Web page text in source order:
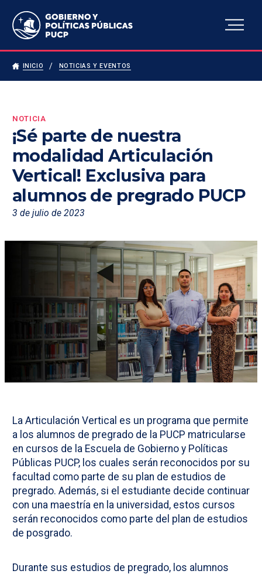
Escuela de Gobierno y
Políticas Públicas
INICIO NOTICIAS Y EVENTOS
NOTICIA
¡Sé parte de nuestra
modalidad Articulación
Vertical! Exclusiva para
alumnos de pregrado PUCP
3 de julio de 2023
La Articulación Vertical es un programa que permite
a los alumnos de pregrado de la PUCP matricularse
en cursos de la Escuela de Gobierno y Políticas
Públicas PUCP, los cuales serán reconocidos por su
facultad como parte de su plan de estudios de
pregrado. Además, si el estudiante decide continuar
con una maestría en la universidad, estos cursos
serán reconocidos como parte del plan de estudios
de posgrado.
Durante sus estudios de pregrado, los alumnos